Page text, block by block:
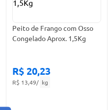
Peito de Frango com Osso
Congelado Aprox. 1,5Kg
R$ 20,23
R$ 13,49/ kg